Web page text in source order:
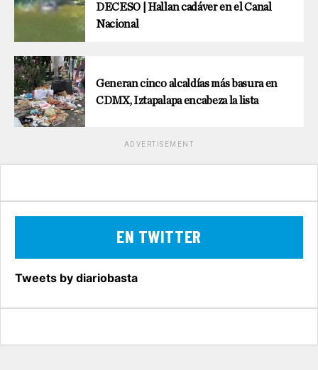
DECESO | Hallan cadáver en el Canal
Nacional
Generan cinco alcaldías más basura en
CDMX, Iztapalapa encabeza la lista
ADVERTISEMENT
EN TWITTER
Tweets by diariobasta